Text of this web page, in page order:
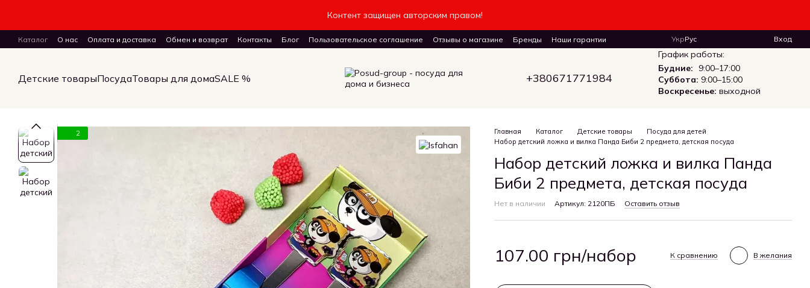
Контент защищен авторским правом!
Каталог О нас Оплата и доставка Обмен и возврат Контакты Блог Пользовательское соглашение Отзывы о магазине Бренды
Наши гарантии
ПУБЛИЧНЫЙ ДОГОВОР (ОФЕРТА) на заказ, куплю-продажу и доставку товаров
УкрРус Вход
Детские товарыПосудаТовары для домаSALE % +380671771984
График работы:
Будние:
9:00–17:00
Суббота: 9:00–15:00
Воскресенье: выходной
2 Главная Каталог Детские товары
Посуда для детей
Набор детский ложка и вилка Панда Биби 2 предмета, детская посуда
Набор детский ложка и вилка Панда
Биби 2 предмета, детская посуда
Нет в наличии Артикул: 2120ПБ Оставить отзыв
107.00 грн/набор К сравнению В желания